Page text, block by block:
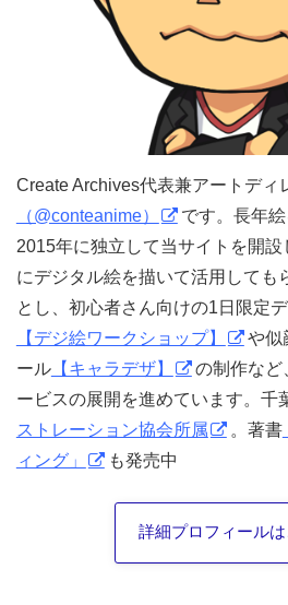
Create Archives代表兼アートディ
（@conteanime）
です。長年
2015年に独立して当サイトを開
にデジタル絵を描いて活用しても
とし、初心者さん向けの1日限定
【デジ絵ワークショップ】
や似
ール【キャラデザ】
の制作など
ービスの展開を進めています。千
ストレーション協会所属
。著書
ィング」
も発売中
詳細プロフィールは